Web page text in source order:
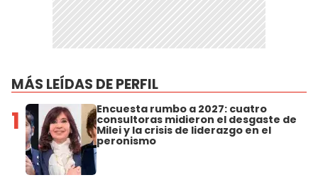
MÁS LEÍDAS DE PERFIL
1 Encuesta rumbo a 2027: cuatro
consultoras midieron el desgaste de
Milei y la crisis de liderazgo en el
peronismo